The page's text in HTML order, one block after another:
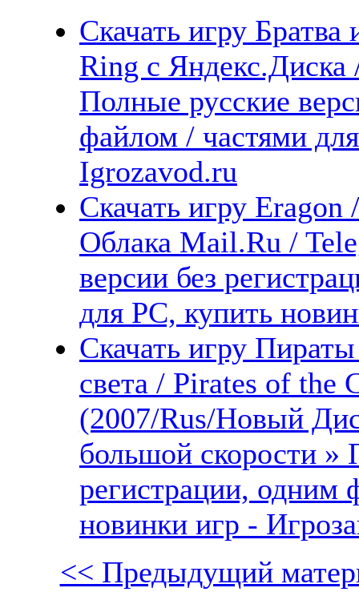
Скачать игру
Ring с
Полные русские
файлом / частями
Igrozavod.ru
Скачать игру
Облака Mail.Ru /
версии без
для PC, купить
Скачать игру
света / Pirates of the
(2007/Rus/Новый
большой скорости »
регистрации, одним
новинки игр -
<< Предыдущий